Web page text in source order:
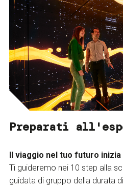
Preparati
Il viaggio nel tuo futuro inizia
Ti guideremo nei 10 step alla
guidata di gruppo della durata